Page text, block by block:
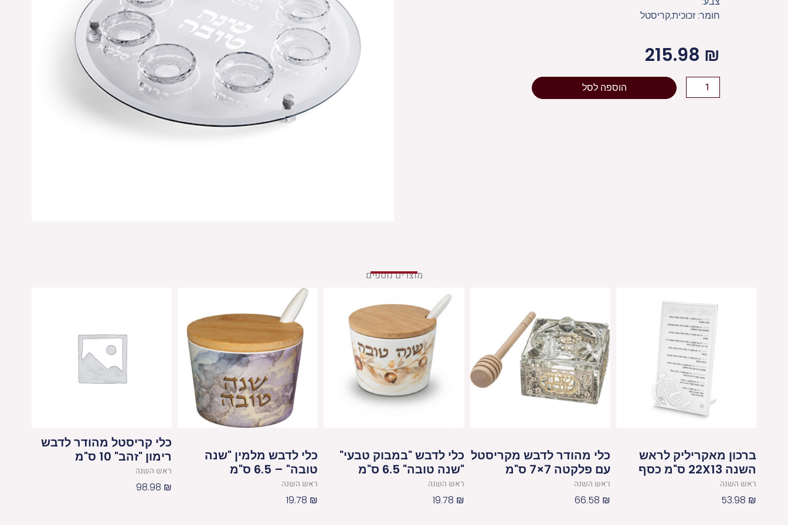
חומר: זכוכית,קריסטל
215.98 ₪
כמות
של
הוספה לסל
מוצרים נוספים
ברכון מאקריליק לראש
השנה 22X13 ס"מ כסף
ראש השנה
53.98 ₪
כלי מהודר לדבש מקריסטל
עם פלקטה 7×7 ס"מ
ראש השנה
66.58 ₪
כלי לדבש "במבוק טבעי"
"שנה טובה" 6.5 ס"מ
ראש השנה
19.78 ₪
כלי לדבש מלמין "שנה
טובה" – 6.5 ס"מ
ראש השנה
19.78 ₪
כלי קריסטל מהודר לדבש
רימון "זהב" 10 ס"מ
ראש השנה
98.98 ₪